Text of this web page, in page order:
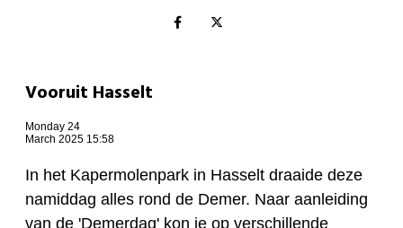
Consumentenbescherming
Kinderen en jongeren
Vooruit Hasselt
Monday 24
March 2025 15:58
In het Kapermolenpark in Hasselt draaide deze
namiddag alles rond de Demer. Naar aanleiding
van de 'Demerdag' kon je op verschillende